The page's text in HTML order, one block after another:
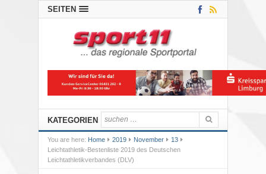
SEITEN
KATEGORIEN
You are here: Home 2019 November
13
Leichtathletik-Bestenliste 2019 des Deutschen
Leichtathletikverbandes (DLV)